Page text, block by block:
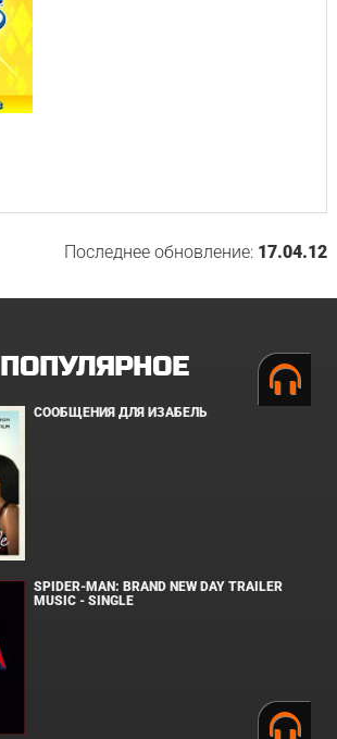
Последнее обновление: 17.04.12
ПОПУЛЯРНОЕ
СООБЩЕНИЯ ДЛЯ ИЗАБЕЛЬ
SPIDER-MAN: BRAND NEW DAY TRAILER
MUSIC - SINGLE